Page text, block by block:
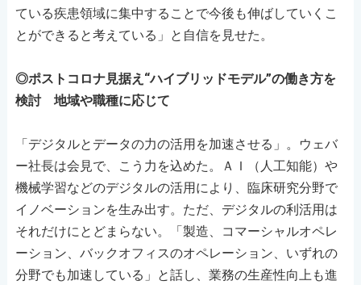
ている疾患領域に集中することで今後も伸ばしていくこ
とができると考えている」と自信を見せた。
◎ポストコロナ見据え“ハイブリッドモデル”の働き方を
検討 地域や職種に応じて
「デジタルとデータの力の活用を加速させる」。ウェバ
ー社長は会見で、こう力を込めた。ＡＩ（人工知能）や
機械学習などのデジタルの活用により、臨床研究分野で
イノベーションを生み出す。ただ、デジタルの利活用は
それだけにとどまらない。「製造、コマーシャルオペレ
ーション、バックオフィスのオペレーション、いずれの
分野でも加速している」と話し、業務の生産性向上も進